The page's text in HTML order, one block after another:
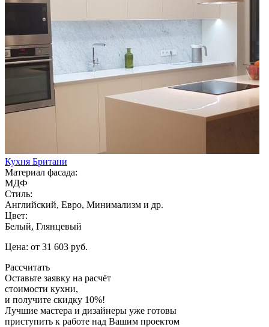
Кухня Британи
Материал фасада:
МДФ
Стиль:
Английский, Евро, Минимализм и др.
Цвет:
Белый, Глянцевый
Цена: от 31 603 руб.
Рассчитать
Оставьте заявку на расчёт
стоимости кухни,
и получите скидку 10%!
Лучшие мастера и дизайнеры уже готовы
приступить к работе над Вашим проектом